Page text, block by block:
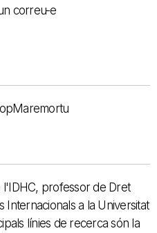
correu-e
l'IDHC, professor de Dret
Internacionals a la Universitat
línies de recerca són la